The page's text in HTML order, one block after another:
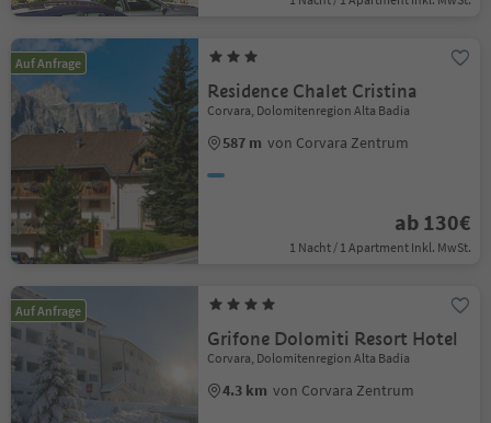
Auf Anfrage
Residence Chalet Cristina
Corvara, Dolomitenregion Alta Badia
587 m von Corvara Zentrum
ab 130€
1 Nacht / 1 Apartment Inkl. MwSt.
Auf Anfrage
Grifone Dolomiti Resort Hotel
Corvara, Dolomitenregion Alta Badia
4.3 km von Corvara Zentrum